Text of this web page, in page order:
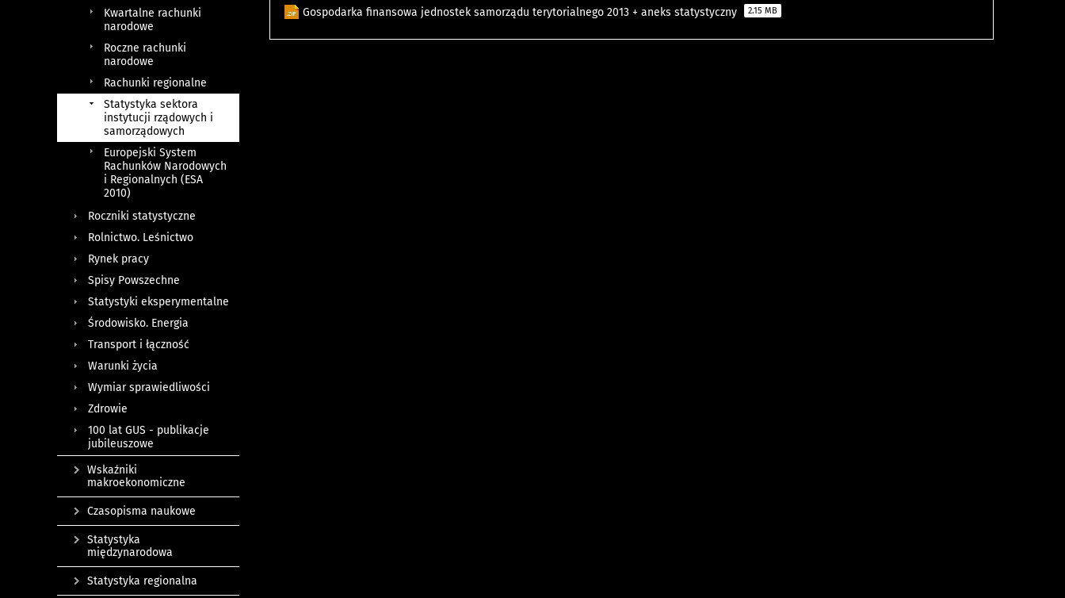
Gospodarka finansowa jednostek samorządu terytorialnego 2013 + aneks statystyczny 2.15 MB
Kwartalne rachunki
narodowe
Roczne rachunki
narodowe
Rachunki regionalne
Statystyka sektora
instytucji rządowych i
samorządowych
Europejski System
Rachunków Narodowych
i Regionalnych (ESA
2010)
Roczniki statystyczne
Rolnictwo. Leśnictwo
Rynek pracy
Spisy Powszechne
Statystyki eksperymentalne
Środowisko. Energia
Transport i łączność
Warunki życia
Wymiar sprawiedliwości
Zdrowie
100 lat GUS - publikacje
jubileuszowe
Wskaźniki
makroekonomiczne
Czasopisma naukowe
Statystyka
międzynarodowa
Statystyka regionalna